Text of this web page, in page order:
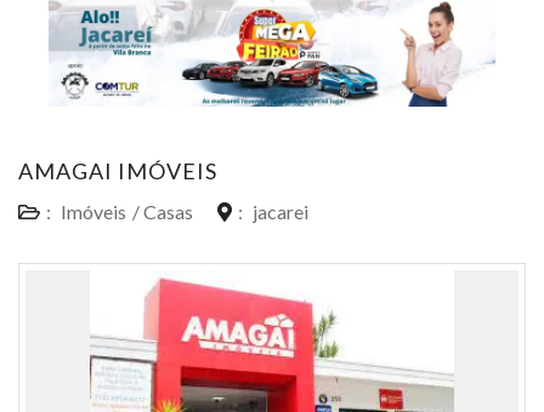
AMAGAI IMÓVEIS
: Imóveis /Casas : jacarei